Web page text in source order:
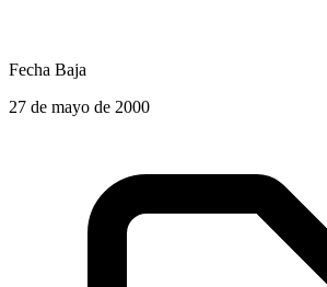
Fecha Baja
27 de mayo de 2000